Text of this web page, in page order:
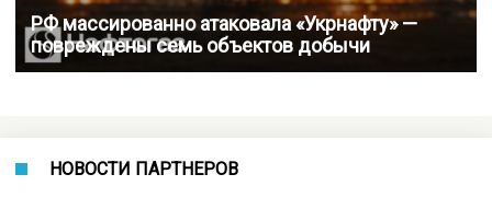
РФ массированно атаковала «Укрнафту» —
повреждены семь объектов добычи
НОВОСТИ ПАРТНЕРОВ